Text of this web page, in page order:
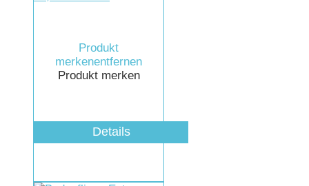
Produkt
merkenentfernen
Produkt merken
Details